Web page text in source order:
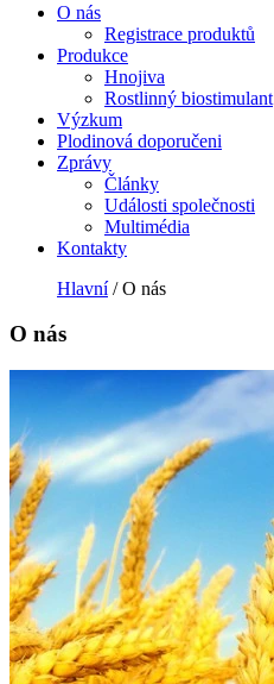
О nás
Registrace produktů
Produkce
Hnojiva
Rostlinný biostimulant
Výzkum
Plodinová doporučeni
Zprávy
Články
Události společnosti
Multimédia
Kontakty
Hlavní/ О nás
О nás